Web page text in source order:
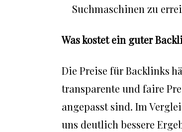
Suchmaschinen zu
Was kostet ein guter
Die Preise für Backlinks
transparente und faire
angepasst sind. Im
uns deutlich bessere